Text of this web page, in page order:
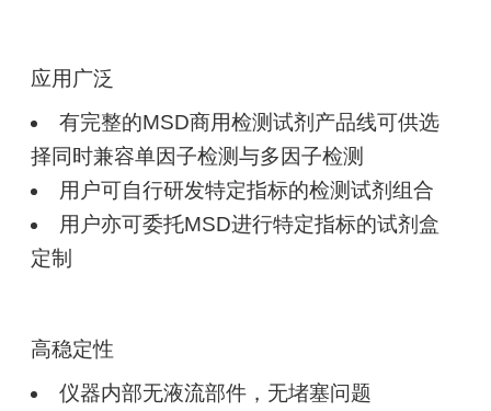
应用广泛
有完整的MSD商用检测试剂产品线可供选
择同时兼容单因子检测与多因子检测
用户可自行研发特定指标的检测试剂组合
用户亦可委托MSD进行特定指标的试剂盒
定制
高稳定性
仪器内部无液流部件，无堵塞问题